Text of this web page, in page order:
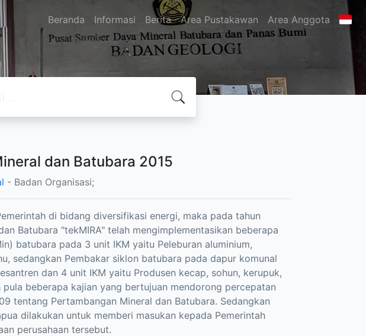
Beranda Informasi Berita Area Pustakawan Area Anggota
dan Batubara 2015
- Badan Organisasi;
di bidang diversifikasi energi, maka pada tahun
Batubara "tekMIRA" telah mengimplementasikan beberapa
batubara pada 3 unit IKM yaitu Peleburan aluminium,
sedangkan Pembakar siklon batubara pada dapur komunal
dan 4 unit IKM yaitu Produsen kecap, sohun, kerupuk,
beberapa kajian yang bertujuan mendorong percepatan
tentang Pertambangan Mineral dan Batubara. Sedangkan
dilakukan untuk memberi masukan kepada Pemerintah
perusahaan tersebut.